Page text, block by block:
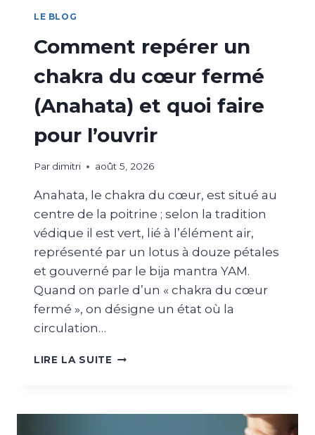
LE BLOG
Comment repérer un
chakra du cœur fermé
(Anahata) et quoi faire
pour l’ouvrir
Par dimitri août 5, 2026
Anahata, le chakra du cœur, est situé au
centre de la poitrine ; selon la tradition
védique il est vert, lié à l’élément air,
représenté par un lotus à douze pétales
et gouverné par le bija mantra YAM.
Quand on parle d’un « chakra du cœur
fermé », on désigne un état où la
circulation…
LIRE LA SUITE